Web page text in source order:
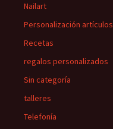
Nailart
Personalización artículos
Recetas
regalos personalizados
Sin categoría
talleres
Telefonía